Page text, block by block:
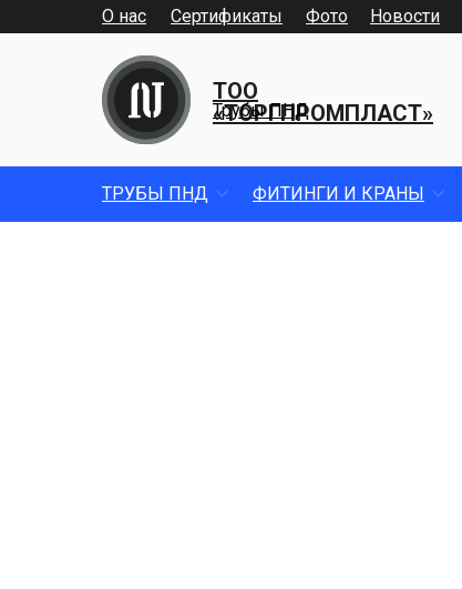
О нас Фото
Сертификаты Новости
ТОО
«ТОРГПРОМПЛАСТ»
Трубы ПНД
ТРУБЫ ПНД ФИТИНГИ И КРАНЫ